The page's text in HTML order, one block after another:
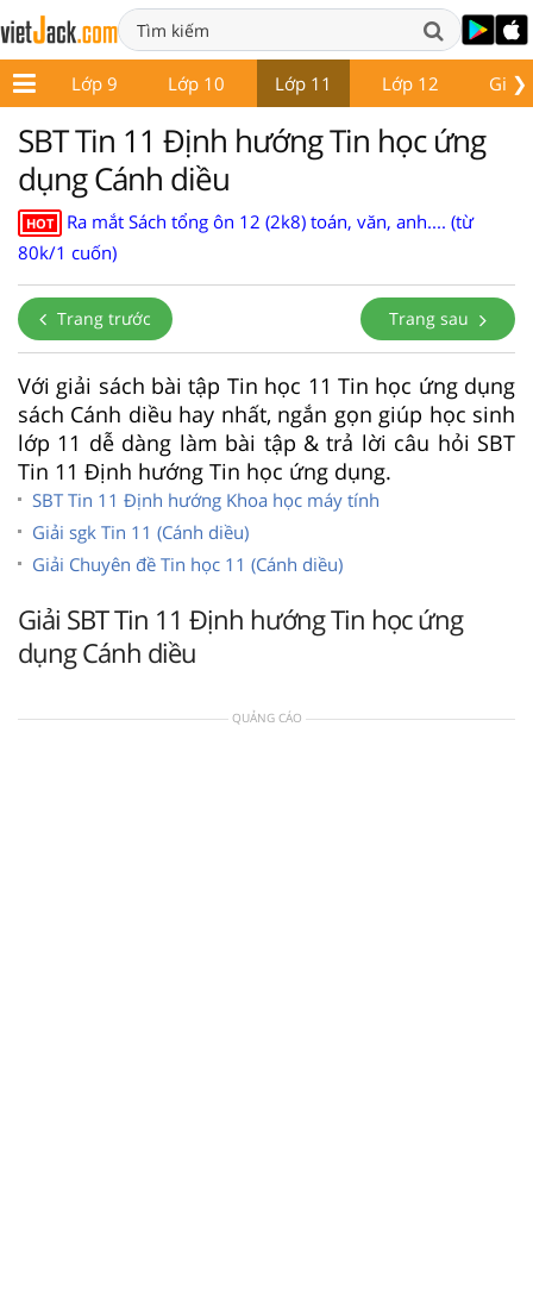
❯
8 Lớp 9 Lớp 10 Lớp 11 Lớp 12
SBT Tin 11 Định hướng Tin học ứng
dụng Cánh diều
HOT
Ra mắt Sách tổng ôn 12 (2k8) toán, văn, anh.... (từ
80k/1 cuốn)
Trang trước Trang sau
Với giải sách bài tập Tin học 11 Tin học ứng dụng
sách Cánh diều hay nhất, ngắn gọn giúp học sinh
lớp 11 dễ dàng làm bài tập & trả lời câu hỏi SBT
Tin 11 Định hướng Tin học ứng dụng.
SBT Tin 11 Định hướng Khoa học máy tính
Giải sgk Tin 11 (Cánh diều)
Giải Chuyên đề Tin học 11 (Cánh diều)
Giải SBT Tin 11 Định hướng Tin học ứng
dụng Cánh diều
QUẢNG CÁO